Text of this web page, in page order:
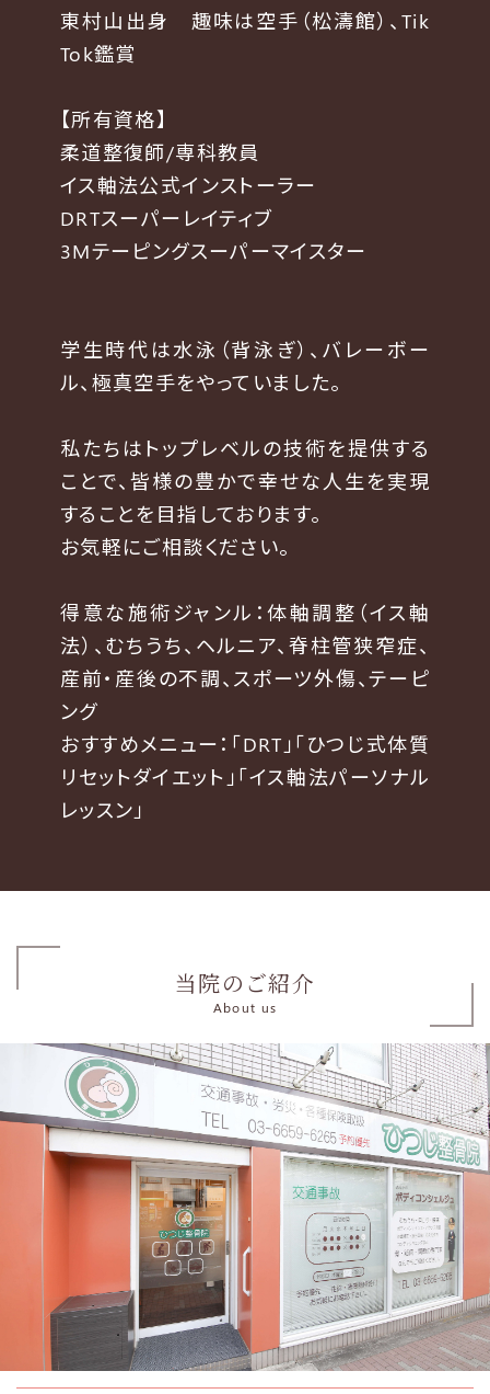
東村山出身 趣味は空手（松濤館）、Tik
Tok鑑賞
【所有資格】
柔道整復師/専科教員
イス軸法公式インストーラー
DRTスーパーレイティブ
3Mテーピングスーパーマイスター
学生時代は水泳（背泳ぎ）、バレーボー
ル、極真空手をやっていました。
私たちはトップレベルの技術を提供する
ことで、皆様の豊かで幸せな人生を実現
することを目指しております。
お気軽にご相談ください。
得意な施術ジャンル：体軸調整（イス軸
法）、むちうち、ヘルニア、脊柱管狭窄症、
産前・産後の不調、スポーツ外傷、テーピ
ング
おすすめメニュー：「DRT」「ひつじ式体質
リセットダイエット」「イス軸法パーソナル
レッスン」
当院のご紹介
About us